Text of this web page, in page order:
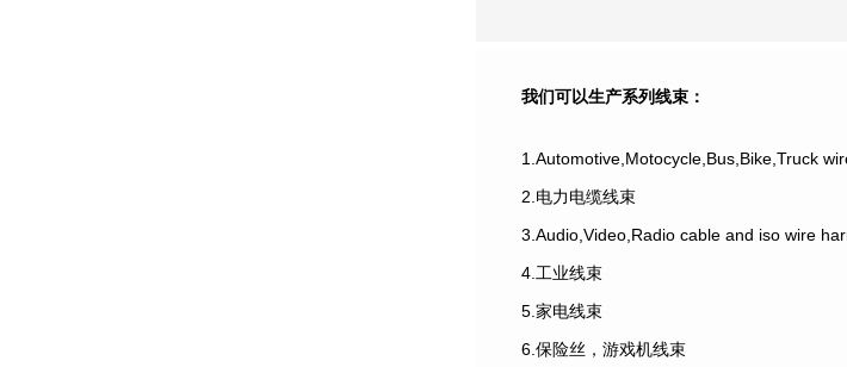
我们可以生产系列线束：
1.Automotive,Motocycle,Bus,Bike,Truck
2.电力电缆线束
3.Audio,Video,Radio cable and iso wire
4.工业线束
5.家电线束
6.保险丝，游戏机线束